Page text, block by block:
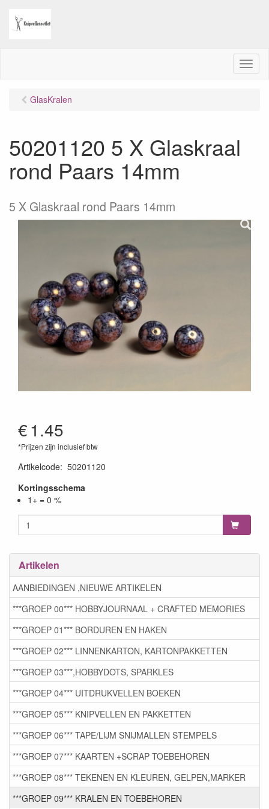
M
e
GlasKralen
50201120 5 X Glaskraal
rond Paars 14mm
5 X Glaskraal rond Paars 14mm
€1.45
*Prijzen zijn inclusief btw
Artikelcode: 50201120
Kortingsschema
1+ = 0 %
Artikelen
AANBIEDINGEN ,NIEUWE ARTIKELEN
***GROEP 00*** HOBBYJOURNAAL + CRAFTED MEMORIES
***GROEP 01*** BORDUREN EN HAKEN
***GROEP 02*** LINNENKARTON, KARTONPAKKETTEN
***GROEP 03***,HOBBYDOTS, SPARKLES
***GROEP 04*** UITDRUKVELLEN BOEKEN
***GROEP 05*** KNIPVELLEN EN PAKKETTEN
***GROEP 06*** TAPE/LIJM SNIJMALLEN STEMPELS
***GROEP 07*** KAARTEN +SCRAP TOEBEHOREN
***GROEP 08*** TEKENEN EN KLEUREN, GELPEN,MARKER
***GROEP 09*** KRALEN EN TOEBEHOREN